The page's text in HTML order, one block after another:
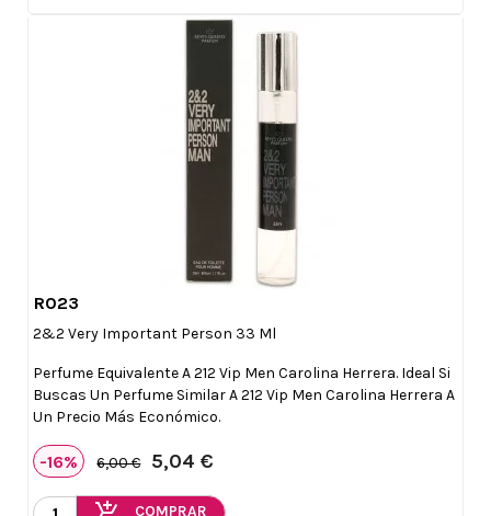
R023
2&2 Very Important Person 33 Ml
Perfume Equivalente A 212 Vip Men Carolina Herrera. Ideal Si
Buscas Un Perfume Similar A 212 Vip Men Carolina Herrera A
Un Precio Más Económico.
-16% 6,00 € 5,04 €
COMPRAR